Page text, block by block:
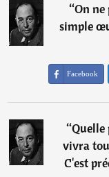
“On
simple
Facebook
“Quelle
vivra
C'est